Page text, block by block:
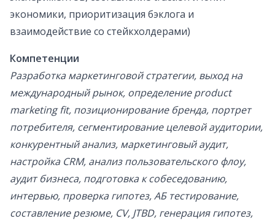
экономики, приоритизация бэклога и
взаимодействие со стейкхолдерами)
Компетенции
Разработка маркетинговой стратегии, выход на
международный рынок, определение product
marketing fit, позиционирование бренда, портрет
потребителя, сегментирование целевой аудитории,
конкурентный анализ, маркетинговый аудит,
настройка СRM, анализ пользовательского флоу,
аудит бизнеса, подготовка к собеседованию,
интервью, проверка гипотез, АБ тестирование,
составление резюме, СV, JTBD, генерация гипотез,